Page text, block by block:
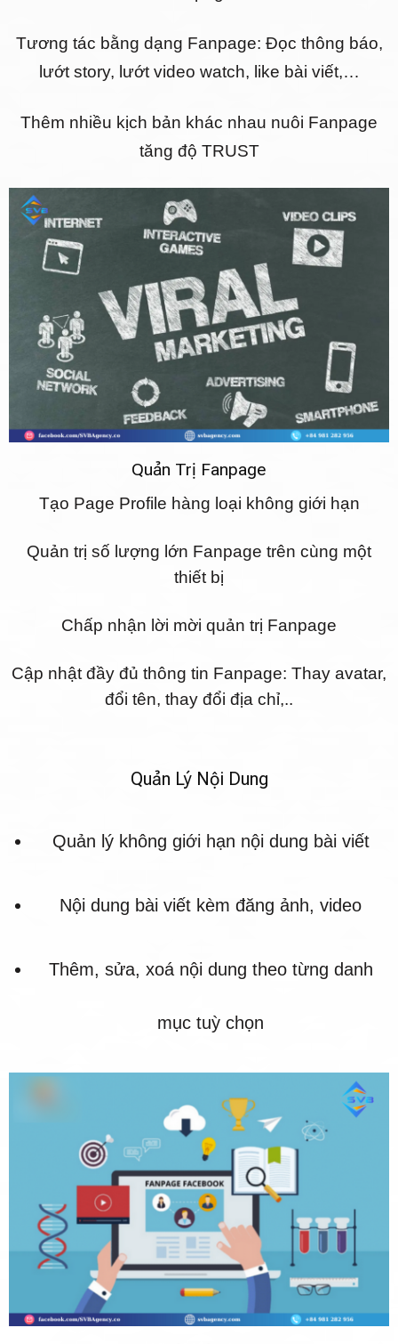
Tương tác bằng dạng Fanpage: Đọc thông báo,
lướt story, lướt video watch, like bài viết,…
Thêm nhiều kịch bản khác nhau nuôi Fanpage
tăng độ TRUST
Quản Trị Fanpage
Tạo Page Profile hàng loại không giới hạn
Quản trị số lượng lớn Fanpage trên cùng một
thiết bị
Chấp nhận lời mời quản trị Fanpage
Cập nhật đầy đủ thông tin Fanpage: Thay avatar,
đổi tên, thay đổi địa chỉ,..
Quản Lý Nội Dung
Quản lý không giới hạn nội dung bài viết
Nội dung bài viết kèm đăng ảnh, video
Thêm, sửa, xoá nội dung theo từng danh
mục tuỳ chọn